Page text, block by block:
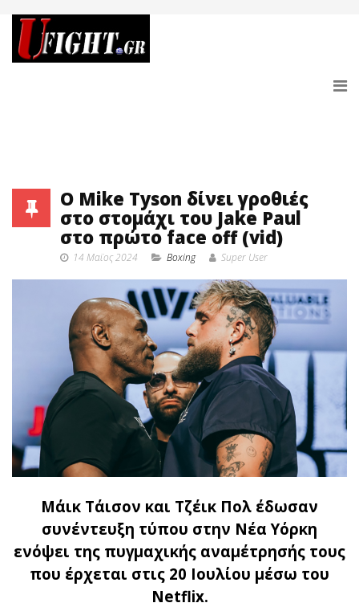
O Mike Tyson δίνει γροθιές
στο στομάχι του Jake Paul
στο πρώτο face off (vid)
14 Μαϊος 2024 Boxing Super User
Μάικ Τάισον και Τζέικ Πολ έδωσαν
συνέντευξη τύπου στην Νέα Υόρκη
ενόψει της πυγμαχικής αναμέτρησής τους
που έρχεται στις 20 Ιουλίου μέσω του
Netflix.